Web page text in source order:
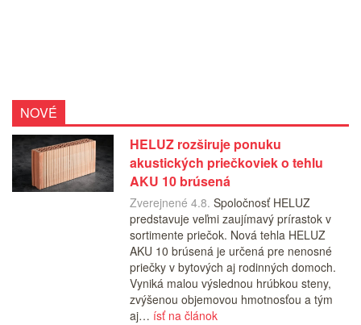
NOVÉ
HELUZ rozširuje ponuku
akustických priečkoviek o tehlu
AKU 10 brúsená
Zverejnené 4.8. Spoločnosť HELUZ
predstavuje veľmi zaujímavý prírastok v
sortimente priečok. Nová tehla HELUZ
AKU 10 brúsená je určená pre nenosné
priečky v bytových aj rodinných domoch.
Vyniká malou výslednou hrúbkou steny,
zvýšenou objemovou hmotnosťou a tým
aj… ísť na článok